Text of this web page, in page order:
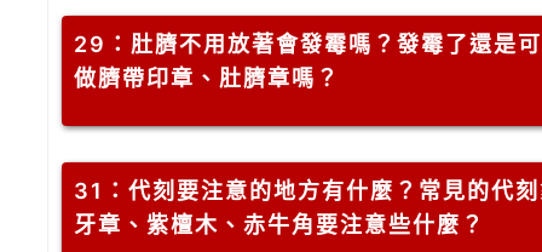
29 ：肚臍不用放著會發霉嗎？發霉了還是
做臍帶印章、肚臍章嗎？
31 ：代刻要注意的地方有什麼？常見的代
牙章、紫檀木、赤牛角要注意些什麼？